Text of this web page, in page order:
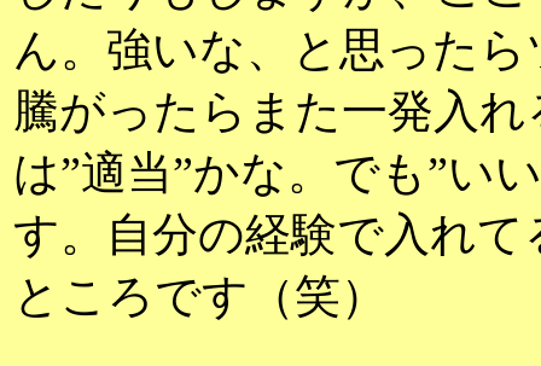
ん。強いな、と思った
騰がったらまた一発入
は”適当”かな。でも”い
す。自分の経験で入れ
ところです（笑）